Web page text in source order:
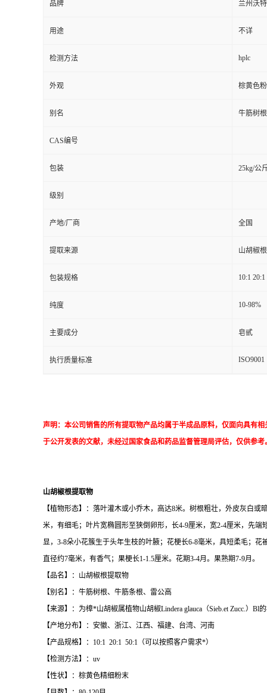
品牌 兰州沃
用途 不详
检测方法 hplc
外观 棕黄色
别名 牛筋树
CAS编号
包装 25kg/公
级别
产地/厂商 全国
提取来源 山胡椒根
包装规格 10:1 20:1
纯度 10-98%
主要成分 皂甙
执行质量标准 ISO9001
声明：本公司销售的所有提取物产品均属于半成品原料，仅面向具有
于公开发表的文献，未经过国家食品和药品监督管理局评估，仅供参考
山胡椒根提取物
【植物形态】：落叶灌木或小乔木，高达8米。树根粗壮，外皮灰白
米，有细毛；叶片宽椭圆形至狭倒卵形，长4-9厘米，宽2-4厘米，先
显，3-8朵小花簇生于头年生枝的叶腋；花梗长6-8毫米，具短柔毛；
直径约7毫米，有香气；果梗长1-1.5厘米。花期3-4月。果熟期7-9月。
【品名】：山胡椒根提取物
【别名】：牛筋树根、牛筋条根、雷公高
【来源】：为樟*山胡椒属植物山胡椒Lindera glauca（Sieb.et Zucc.）Bl
【产地分布】：安徽、浙江、江西、福建、台湾、河南
【产品规格】：10:1 20:1 50:1（可以按照客户需求*）
【检测方法】：uv
【性状】：棕黄色精细粉末